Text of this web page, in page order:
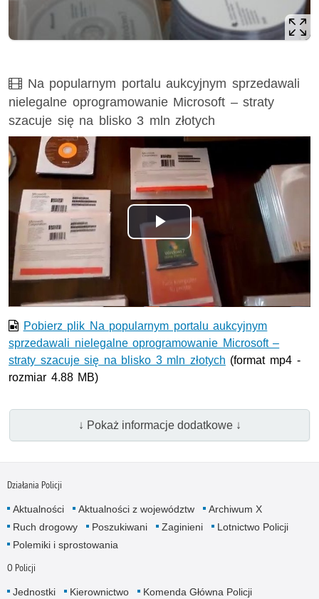
Film
Na popularnym portalu aukcyjnym sprzedawali
nielegalne oprogramowanie Microsoft – straty
szacuje się na blisko 3 mln złotych
Odtwórz
wideo
Pobierz plik Na popularnym portalu aukcyjnym
sprzedawali nielegalne oprogramowanie Microsoft –
straty szacuje się na blisko 3 mln złotych (format mp4 -
rozmiar 4.88 MB)
↓ Pokaż informacje dodatkowe ↓
Działania Policji
Aktualności Aktualności z województw
Archiwum X
Ruch drogowy
Poszukiwani Zaginieni
Lotnictwo Policji
Polemiki i sprostowania
O Policji
Jednostki Kierownictwo
Komenda Główna Policji